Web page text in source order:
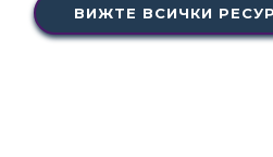
ВИЖТЕ ВСИЧКИ